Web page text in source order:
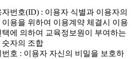
번호(ID) : 이용자 식별과 이용자의
이용을 위하여 이용계약 체결시 이용
택에 의하여 교육정보원이 부여하는
숫자의 조합
호 : 이용자 자신의 비밀을 보호하